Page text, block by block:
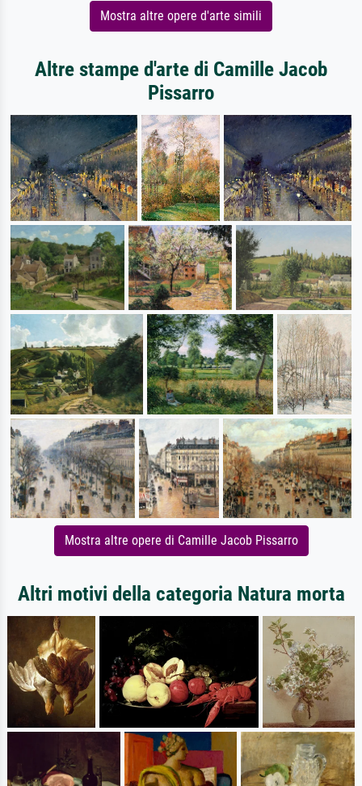
Mostra altre opere d'arte simili
Altre stampe d'arte di Camille Jacob
Pissarro
Mostra altre opere di Camille Jacob Pissarro
Altri motivi della categoria Natura morta